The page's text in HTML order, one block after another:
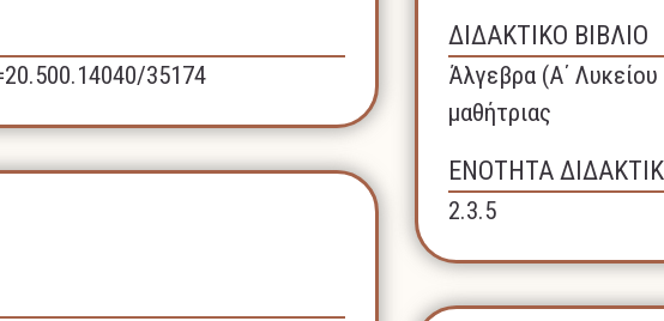
35174
ΔΙΔΑΚΤΙΚΟ ΒΙΒΛΙΟ
Άλγεβρα (A΄
μαθήτριας
ΕΝΟΤΗΤΑ
2.3.5